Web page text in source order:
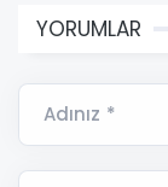
YORUMLAR
Adınız *